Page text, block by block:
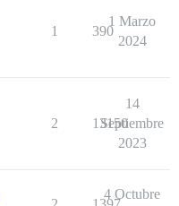
1 390
1 Marzo
2024
2 13150
14
Septiembre
2023
4 Octubre